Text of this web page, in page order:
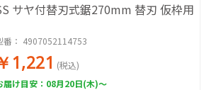
サヤ付替刃式鋸270mm 替刃 仮枠用
番： 4907052114753
1,221 (税込)
届け目安：08月20日(木)～